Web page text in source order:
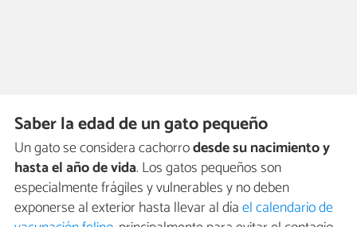
Saber la edad de un gato pequeño
Un gato se considera cachorrodesde su nacimiento y
hasta el año de vida. Los gatos pequeños son
especialmente frágiles y vulnerables y no deben
exponerse al exterior hasta llevar al díael calendario de